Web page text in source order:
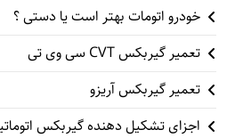
خودرو اتومات بهتر است یا دستی ؟
تعمیر گیربکس CVT سی وی تی
تعمیر گیربکس آریزو
اجزای تشکیل دهنده گیربکس